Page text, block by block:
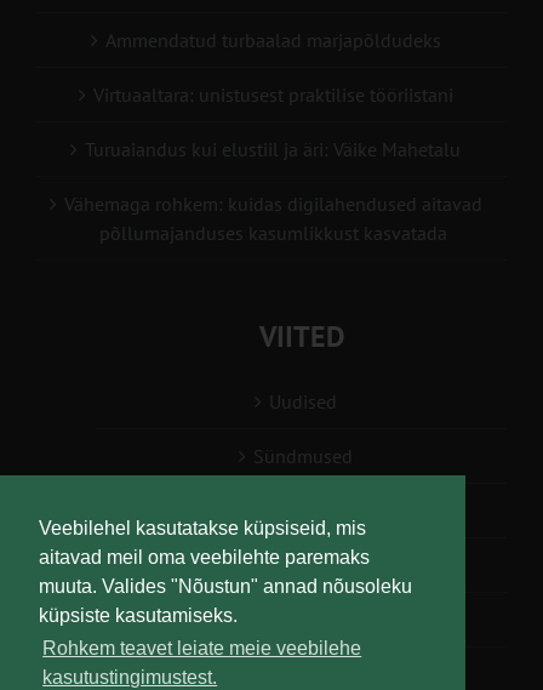
Veebilehel kasutatakse küpsiseid, mis
aitavad meil oma veebilehte paremaks
muuta. Valides "Nõustun" annad nõusoleku
küpsiste kasutamiseks.
Rohkem teavet leiate meie veebilehe
kasutustingimustest.
Ammendatud turbaalad marjapõldudeks
Virtuaaltara: unistusest praktilise tööriistani
Turuaiandus kui elustiil ja äri: Väike Mahetalu
Vähemaga rohkem: kuidas digilahendused aitavad
põllumajanduses kasumlikkust kasvatada
VIITED
Uudised
Sündmused
Teabesalv
Liitu uudiskirjaga